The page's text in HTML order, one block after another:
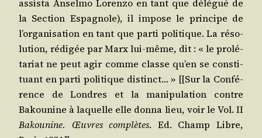
assis­ta Ansel­mo Loren­zo en tant que délé­gué de
la Sec­tion Espa­gnole), il impose le prin­cipe de
l’or­ga­ni­sa­tion en tant que par­ti poli­tique. La réso­
lu­tion, rédi­gée par Marx lui-même, dit : « le pro­lé­
ta­riat ne peut agir comme classe qu’en se consti­
tuant en par­ti poli­tique dis­tinct… » [[Sur la Confé­
rence de Londres et la mani­pu­la­tion contre
Bakou­nine à laquelle elle don­na lieu, voir le Vol. II
Bakou­nine. Œuvres com­plètes. Ed. Champ Libre,